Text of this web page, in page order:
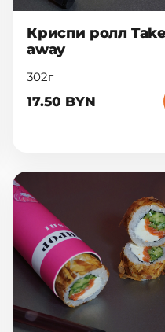
Криспи ролл Take
away
302г
17.50 BYN